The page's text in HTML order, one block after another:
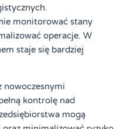
monitorować stany
operacje. W
staje się bardziej
nowoczesnymi
kontrolę nad
mogą